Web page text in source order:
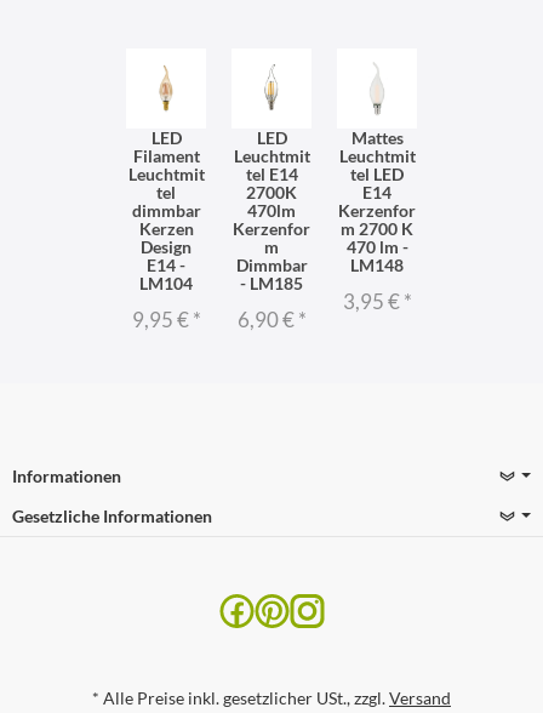
LED
Filament
Leuchtmit
tel
dimmbar
Kerzen
Design
E14 -
LM104
9,95 €*
LED
Leuchtmit
tel E14
2700K
470lm
Kerzenfor
m
Dimmbar
- LM185
6,90 €*
Mattes
Leuchtmit
tel LED
E14
Kerzenfor
m 2700 K
470 lm -
LM148
3,95 €*
Informationen
Gesetzliche Informationen
* Alle Preise inkl. gesetzlicher USt., zzgl.Versand